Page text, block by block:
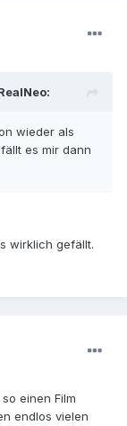
:
wieder als
es mir dann
wirklich gefällt.
einen Film
endlos vielen